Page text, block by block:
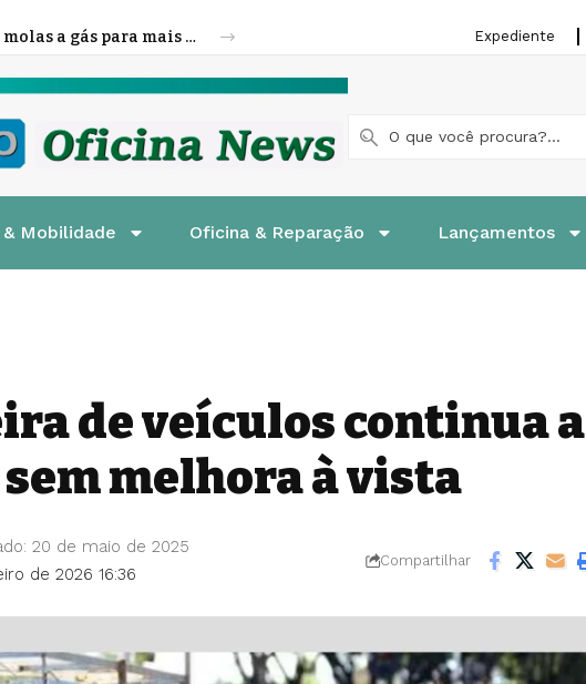
Cofap amplia linha de molas a gás para mais veículos leves e pesados Expediente
Mobilidade Oficina & Reparação Lançamentos
de veículos continua a
melhora à vista
de 2026 16:36
20 de maio de 2025
Compartilhar